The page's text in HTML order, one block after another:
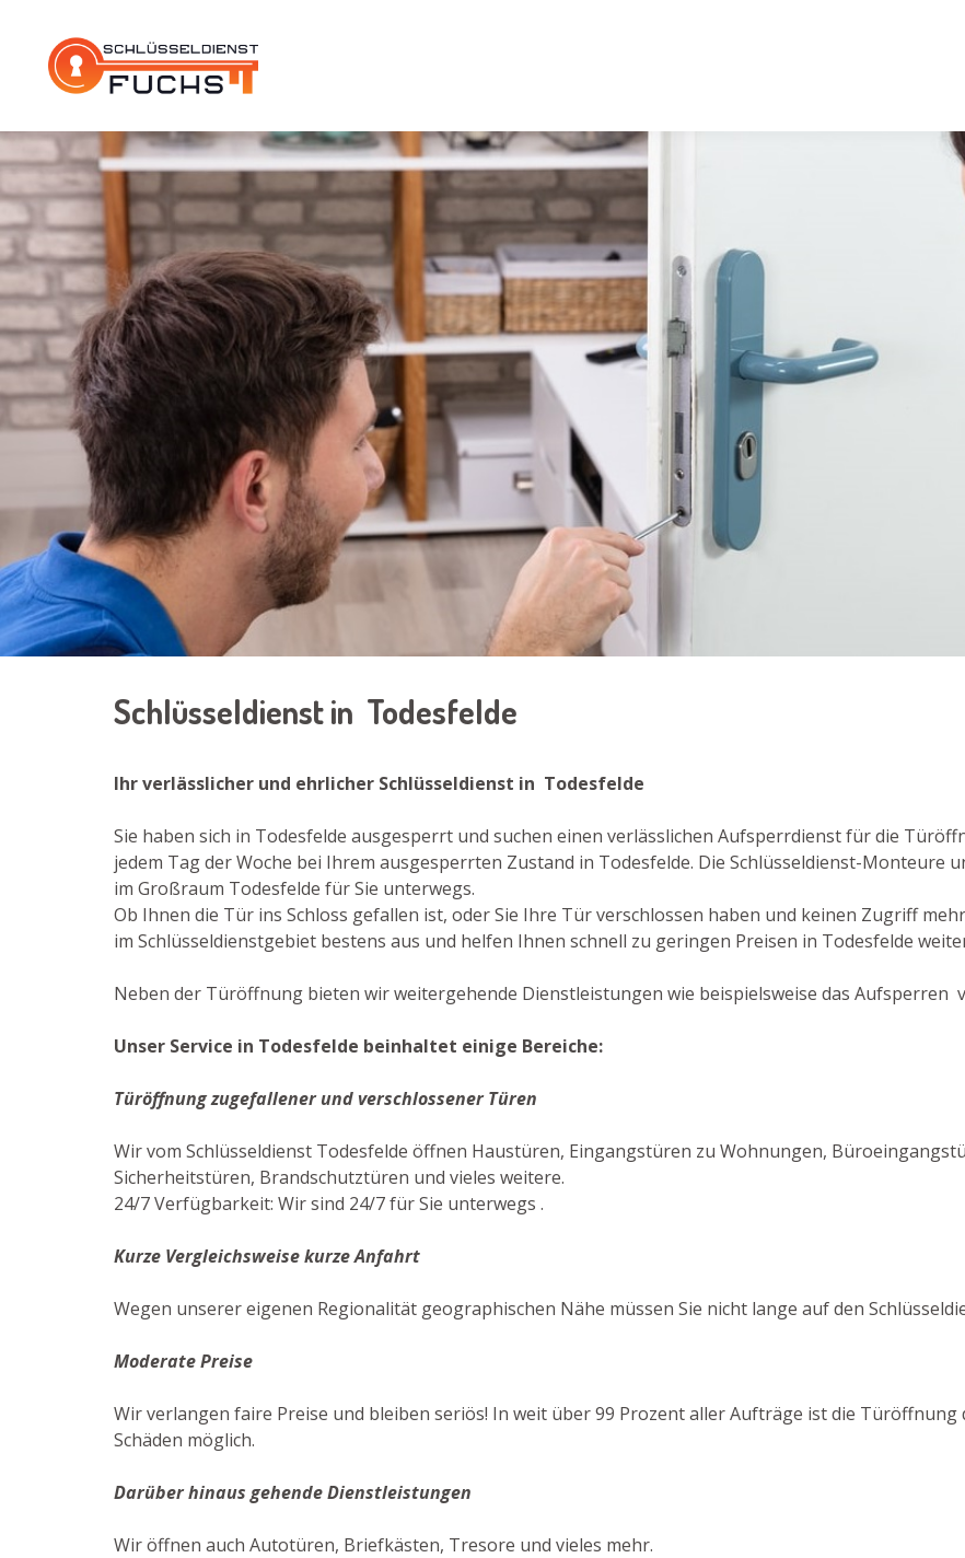
Schlüsseldienst in Todesfelde
Ihr verlässlicher und ehrlicher Schlüsseldienst in Todesfelde
Sie haben sich in Todesfelde ausgesperrt und suchen einen verlässlichen Aufsperrdienst für die
jedem Tag der Woche bei Ihrem ausgesperrten Zustand in Todesfelde. Die Schlüsseldienst-Monteure
im Großraum Todesfelde für Sie unterwegs.
Ob Ihnen die Tür ins Schloss gefallen ist, oder Sie Ihre Tür verschlossen haben und keinen Zugriff
im Schlüsseldienstgebiet bestens aus und helfen Ihnen schnell zu geringen Preisen in Todesfelde
Neben der Türöffnung bieten wir weitergehende Dienstleistungen wie beispielsweise das Aufsperren
Unser Service in Todesfelde beinhaltet einige Bereiche:
Türöffnung zugefallener und verschlossener Türen
Wir vom Schlüsseldienst Todesfelde öffnen Haustüren, Eingangstüren zu Wohnungen,
Sicherheitstüren, Brandschutztüren und vieles weitere.
24/7 Verfügbarkeit: Wir sind 24/7 für Sie unterwegs .
Kurze Vergleichsweise kurze Anfahrt
Wegen unserer eigenen Regionalität geographischen Nähe müssen Sie nicht lange auf den
Moderate Preise
Wir verlangen faire Preise und bleiben seriös! In weit über 99 Prozent aller Aufträge ist die
Schäden möglich.
Darüber hinaus gehende Dienstleistungen
Wir öffnen auch Autotüren, Briefkästen, Tresore und vieles mehr.